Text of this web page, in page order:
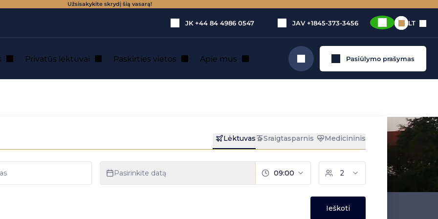
Užsisakykite skrydį šią vasarą!
JK +44 84 4986 0547 JAV +1845-373-3456 LT
Privatūs lėktuvai Paskirties vietos Apie mus Ieškoti Pasiūlymo prašymas